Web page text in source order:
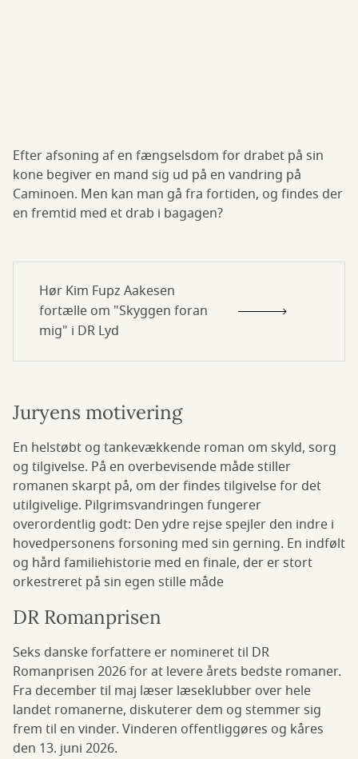
Efter afsoning af en fængselsdom for drabet på sin
kone begiver en mand sig ud på en vandring på
Caminoen. Men kan man gå fra fortiden, og findes der
en fremtid med et drab i bagagen?
Hør Kim Fupz Aakesen
fortælle om "Skyggen foran
mig" i DR Lyd
Juryens motivering
En helstøbt og tankevækkende roman om skyld, sorg
og tilgivelse. På en overbevisende måde stiller
romanen skarpt på, om der findes tilgivelse for det
utilgivelige. Pilgrimsvandringen fungerer
overordentlig godt: Den ydre rejse spejler den indre i
hovedpersonens forsoning med sin gerning. En indfølt
og hård familiehistorie med en finale, der er stort
orkestreret på sin egen stille måde
DR Romanprisen
Seks danske forfattere er nomineret til DR
Romanprisen 2026 for at levere årets bedste romaner.
Fra december til maj læser læseklubber over hele
landet romanerne, diskuterer dem og stemmer sig
frem til en vinder. Vinderen offentliggøres og kåres
den 13. juni 2026.